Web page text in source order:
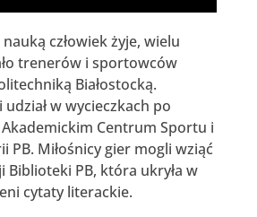
człowiek żyje, wielu
trenerów i sportowców
Białostocką.
w wycieczkach po
Centrum Sportu i
PB. Miłośnicy gier mogli wziąć
Biblioteki PB, która ukryła w
cytaty literackie.